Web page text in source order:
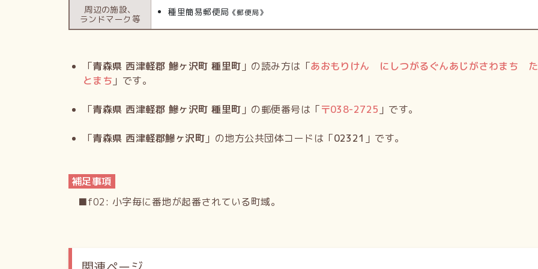
周辺の施設、
ランドマーク等
種里簡易郵便局 《郵便局》
「青森県 西津軽郡 鰺ヶ沢町 種里町 」の読み方は「あおもりけん にしつがるぐんあじがさわまち
とまち 」です。
「青森県 西津軽郡 鰺ヶ沢町 種里町 」の郵便番号は「〒038-2725 」です。
「青森県 西津軽郡鰺ヶ沢町 」の地方公共団体コードは「02321 」です。
補足事項
■f02: 小字毎に番地が起番されている町域。